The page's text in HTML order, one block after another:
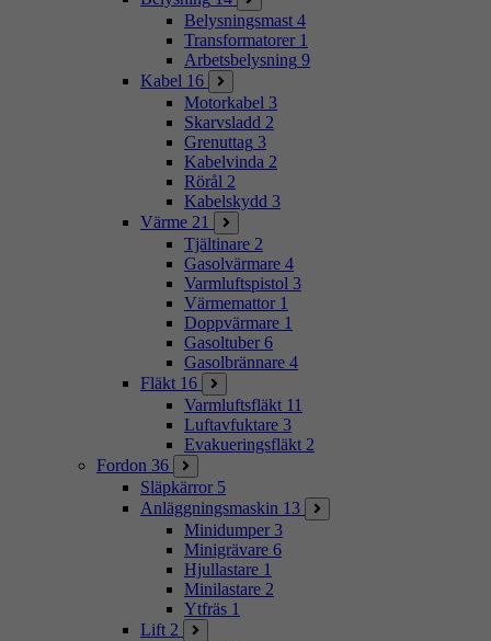
Belysningsmast 4
Transformatorer 1
Arbetsbelysning 9
Kabel 16
Motorkabel 3
Skarvsladd 2
Grenuttag 3
Kabelvinda 2
Rörål 2
Kabelskydd 3
Värme 21
Tjältinare 2
Gasolvärmare 4
Varmluftspistol 3
Värmemattor 1
Doppvärmare 1
Gasoltuber 6
Gasolbrännare 4
Fläkt 16
Varmluftsfläkt 11
Luftavfuktare 3
Evakueringsfläkt 2
Fordon 36
Släpkärror 5
Anläggningsmaskin 13
Minidumper 3
Minigrävare 6
Hjullastare 1
Minilastare 2
Ytfräs 1
Lift 2